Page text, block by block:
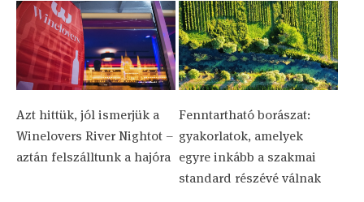
Azt hittük, jól ismerjük a
Winelovers River Nightot –
aztán felszálltunk a hajóra
Fenntartható borászat:
gyakorlatok, amelyek
egyre inkább a szakmai
standard részévé válnak